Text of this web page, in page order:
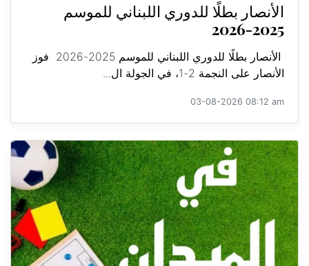
الأنصار بطلًا للدوري اللبناني للموسم
2025-2026
الأنصار بطلًا للدوري اللبناني للموسم 2025-2026 فوز
الأنصار على النجمة 2-1، في الجولة ال...
03-08-2026 08:12 am